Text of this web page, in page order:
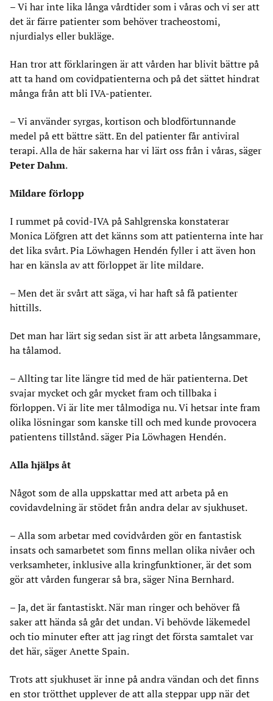
– Vi har inte lika långa vårdtider som i våras och vi ser att
det är färre patienter som behöver tracheostomi,
njurdialys eller bukläge.
Han tror att förklaringen är att vården har blivit bättre på
att ta hand om covidpatienterna och på det sättet hindrat
många från att bli IVA-patienter.
– Vi använder syrgas, kortison och blodförtunnande
medel på ett bättre sätt. En del patienter får antiviral
terapi. Alla de här sakerna har vi lärt oss från i våras, säger
Peter Dahm.
Mildare förlopp
I rummet på covid-IVA på Sahlgrenska konstaterar
Monica Löfgren att det känns som att patienterna inte har
det lika svårt. Pia Löwhagen Hendén fyller i att även hon
har en känsla av att förloppet är lite mildare.
– Men det är svårt att säga, vi har haft så få patienter
hittills.
Det man har lärt sig sedan sist är att arbeta långsammare,
ha tålamod.
– Allting tar lite längre tid med de här patienterna. Det
svajar mycket och går mycket fram och tillbaka i
förloppen. Vi är lite mer tålmodiga nu. Vi hetsar inte fram
olika lösningar som kanske till och med kunde provocera
patientens tillstånd. säger Pia Löwhagen Hendén.
Alla hjälps åt
Något som de alla uppskattar med att arbeta på en
covidavdelning är stödet från andra delar av sjukhuset.
– Alla som arbetar med covidvården gör en fantastisk
insats och samarbetet som finns mellan olika nivåer och
verksamheter, inklusive alla kringfunktioner, är det som
gör att vården fungerar så bra, säger Nina Bernhard.
– Ja, det är fantastiskt. När man ringer och behöver få
saker att hända så går det undan. Vi behövde läkemedel
och tio minuter efter att jag ringt det första samtalet var
det här, säger Anette Spain.
Trots att sjukhuset är inne på andra vändan och det finns
en stor trötthet upplever de att alla steppar upp när det